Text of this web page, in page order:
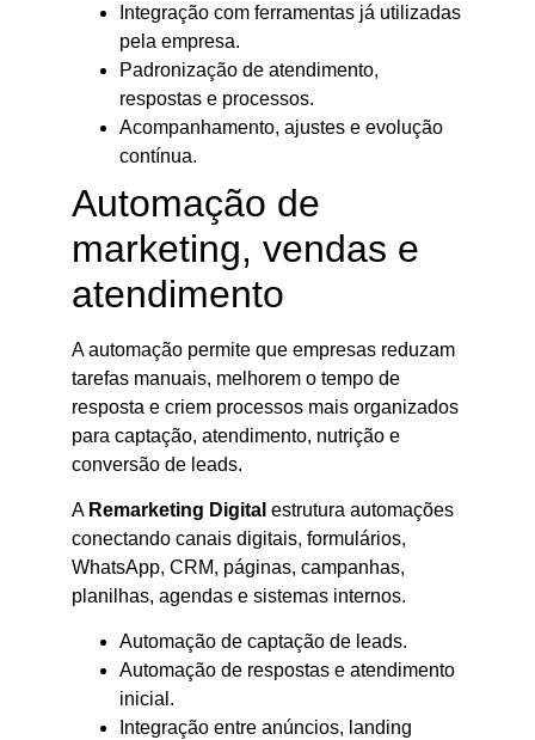
Integração com ferramentas já utilizadas
pela empresa.
Padronização de atendimento,
respostas e processos.
Acompanhamento, ajustes e evolução
contínua.
Automação de
marketing, vendas e
atendimento
A automação permite que empresas reduzam
tarefas manuais, melhorem o tempo de
resposta e criem processos mais organizados
para captação, atendimento, nutrição e
conversão de leads.
A Remarketing Digital estrutura automações
conectando canais digitais, formulários,
WhatsApp, CRM, páginas, campanhas,
planilhas, agendas e sistemas internos.
Automação de captação de leads.
Automação de respostas e atendimento
inicial.
Integração entre anúncios, landing